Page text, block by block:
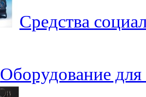
Средства
Оборудование